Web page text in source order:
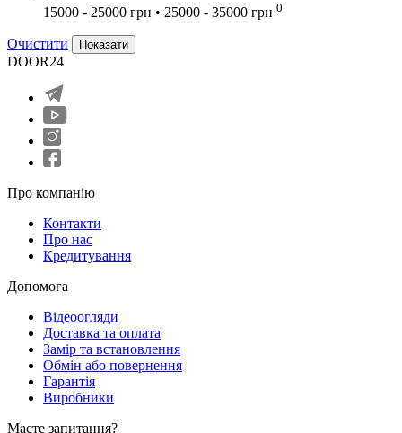
15000 - 25000 грн • 25000 - 35000 грн 0
Очистити Показати
DOOR24
Про компанію
Контакти
Про нас
Кредитування
Допомога
Відеоогляди
Доставка та оплата
Замір та встановлення
Обмін або повернення
Гарантія
Виробники
Маєте запитання?